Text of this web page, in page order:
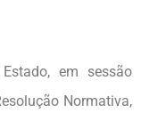
em sessão
Normativa,